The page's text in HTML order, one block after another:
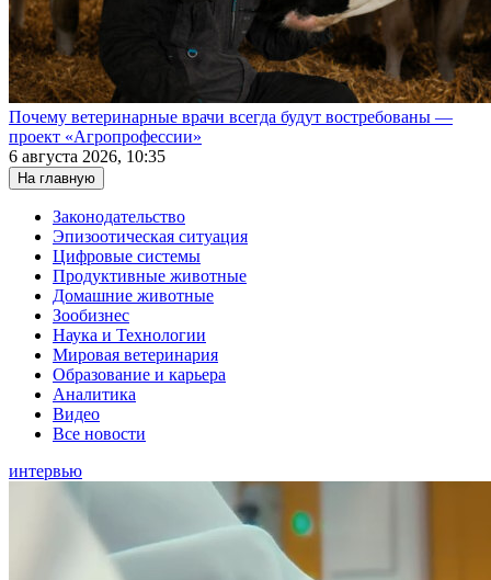
Почему ветеринарные врачи всегда будут востребованы —
проект «Агропрофессии»
6 августа 2026, 10:35
На главную
Законодательство
Эпизоотическая ситуация
Цифровые системы
Продуктивные животные
Домашние животные
Зообизнес
Наука и Технологии
Мировая ветеринария
Образование и карьера
Аналитика
Видео
Все новости
интервью